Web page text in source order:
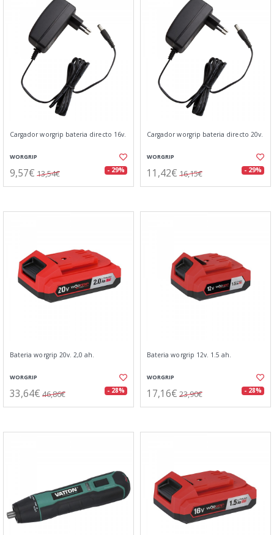
Cargador worgrip bateria directo 16v.
WORGRIP
9,57€ 13,54€ - 29%
Cargador worgrip bateria directo 20v.
WORGRIP
11,42€ 16,15€ - 29%
Bateria worgrip 20v. 2,0 ah.
WORGRIP
33,64€ 46,86€ - 28%
Bateria worgrip 12v. 1.5 ah.
WORGRIP
17,16€ 23,90€ - 28%